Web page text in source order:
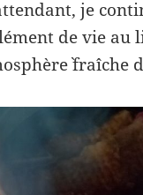
je
de vie au
fraîche